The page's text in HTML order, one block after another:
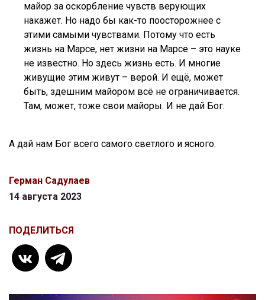
майор за оскорбление чувств верующих
накажет. Но надо бы как-то поосторожнее с
этими самыми чувствами. Потому что есть
жизнь на Марсе, нет жизни на Марсе – это науке
не известно. Но здесь жизнь есть. И многие
живущие этим живут – верой. И ещё, может
быть, здешним майором всё не ограничивается.
Там, может, тоже свои майоры. И не дай Бог.
А дай нам Бог всего самого светлого и ясного.
Герман Садулаев
14 августа 2023
ПОДЕЛИТЬСЯ